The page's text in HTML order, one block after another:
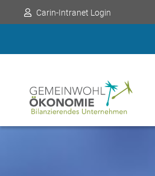
Carin-Intranet Login